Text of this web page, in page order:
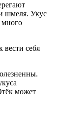
шмеля. Укус
много
вести себя
может